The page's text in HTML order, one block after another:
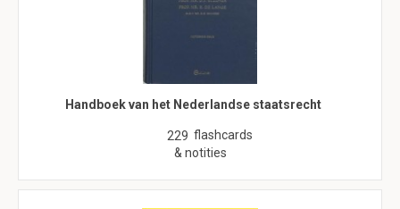
Handboek van het Nederlandse staatsrecht
229 flashcards
& notities